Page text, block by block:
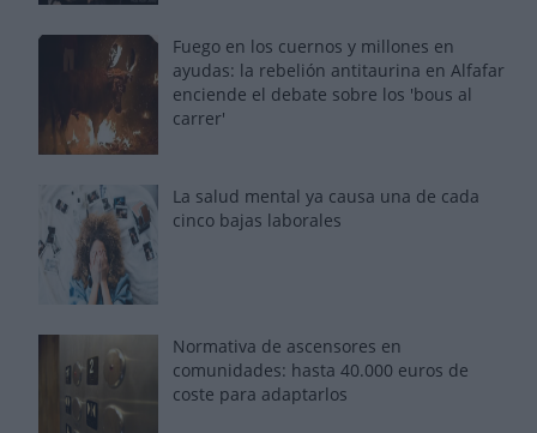
Fuego en los cuernos y millones en
ayudas: la rebelión antitaurina en Alfafar
enciende el debate sobre los 'bous al
carrer'
La salud mental ya causa una de cada
cinco bajas laborales
Normativa de ascensores en
comunidades: hasta 40.000 euros de
coste para adaptarlos